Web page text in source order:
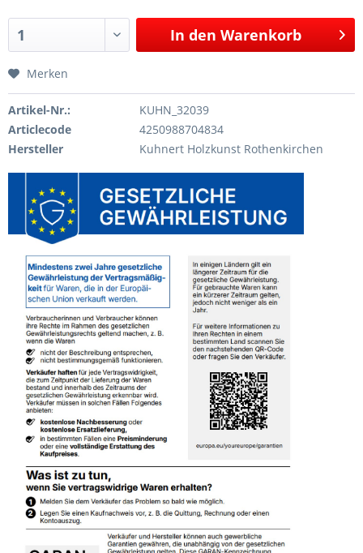
In den Warenkorb
Merken
Artikel-Nr.:
KUHN_32039
Articlecode
4250988704834
Hersteller
Kuhnert Holzkunst Rothenkirchen